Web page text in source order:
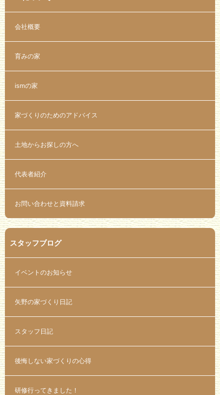
会社概要
育みの家
ismの家
家づくりのためのアドバイス
土地からお探しの方へ
代表者紹介
お問い合わせと資料請求
スタッフブログ
イベントのお知らせ
矢野の家づくり日記
スタッフ日記
後悔しない家づくりの心得
研修行ってきました！